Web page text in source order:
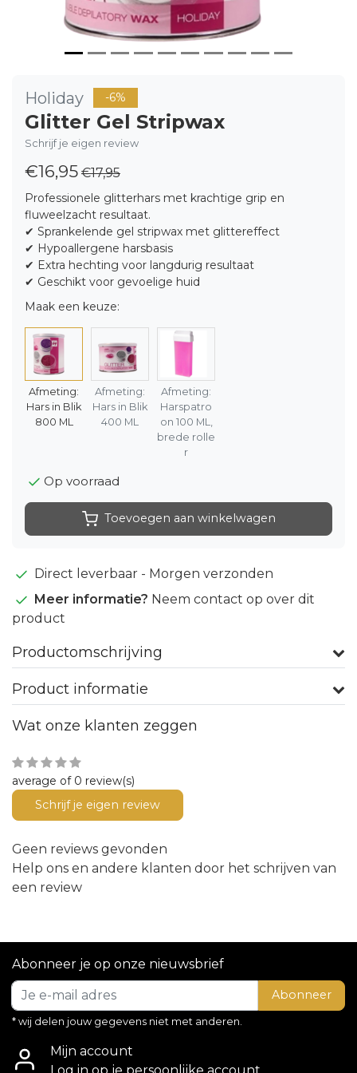
Holiday -6%
Glitter Gel Stripwax
Schrijf je eigen review
€16,95 €17,95
Professionele glitterhars met krachtige grip en
fluweelzacht resultaat.
✔ Sprankelende gel stripwax met glittereffect
✔ Hypoallergene harsbasis
✔ Extra hechting voor langdurig resultaat
✔ Geschikt voor gevoelige huid
Maak een keuze:
Afmeting:
Hars in Blik
800 ML
Afmeting:
Hars in Blik
400 ML
Afmeting:
Harspatro
on 100 ML,
brede rolle
r
Op voorraad
Toevoegen aan winkelwagen
Direct leverbaar - Morgen verzonden
Meer informatie? Neem contact op over dit
product
Productomschrijving
Product informatie
Wat onze klanten zeggen
average of 0 review(s)
Schrijf je eigen review
Geen reviews gevonden
Help ons en andere klanten door het schrijven van
een review
Abonneer je op onze nieuwsbrief
Abonneer
* wij delen jouw gegevens niet met anderen.
Mijn account